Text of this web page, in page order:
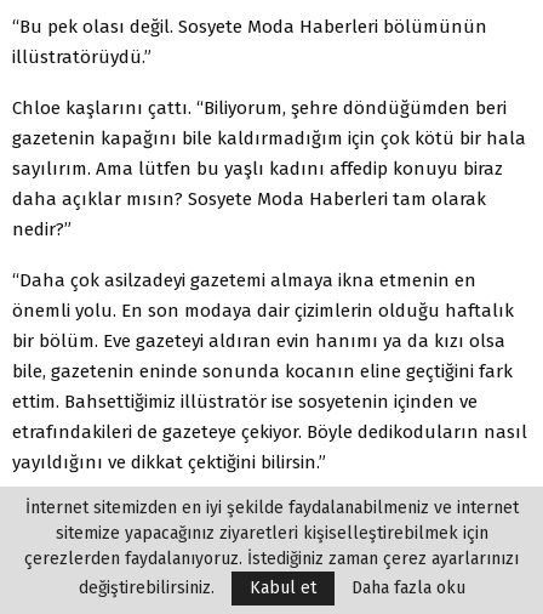
“Bu pek olası değil. Sosyete Moda Haberleri bölümünün
illüstratörüydü.”
Chloe kaşlarını çattı. “Biliyorum, şehre döndüğümden beri
gazetenin kapağını bile kaldırmadığım için çok kötü bir hala
sayılırım. Ama lütfen bu yaşlı kadını affedip konuyu biraz
daha açıklar mısın? Sosyete Moda Haberleri tam olarak
nedir?”
“Daha çok asilzadeyi gazetemi almaya ikna etmenin en
önemli yolu. En son modaya dair çizimlerin olduğu haftalık
bir bölüm. Eve gazeteyi aldıran evin hanımı ya da kızı olsa
bile, gazetenin eninde sonunda kocanın eline geçtiğini fark
ettim. Bahsettiğimiz illüstratör ise sosyetenin içinden ve
etrafındakileri de gazeteye çekiyor. Böyle dedikoduların nasıl
yayıldığını ve dikkat çektiğini bilirsin.”
“Çok zekice bir planmış tatlım. Ve bu çizimleri ben de görmek
isterim. Ama sen de gazetenin hâlihazırda başarılı
İnternet sitemizden en iyi şekilde faydalanabilmeniz ve internet
sitemize yapacağınız ziyaretleri kişiselleştirebilmek için
çerezlerden faydalanıyoruz. İstediğiniz zaman çerez ayarlarınızı
değiştirebilirsiniz.
Kabul et Daha fazla oku